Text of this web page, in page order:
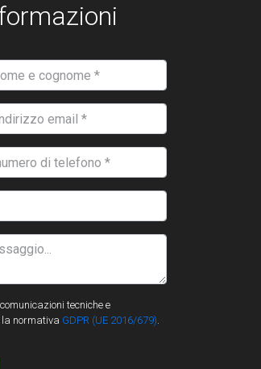
tecniche e
la normativa GDPR (UE 2016/679).